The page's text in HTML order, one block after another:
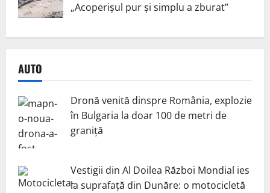
„Acoperișul pur și simplu a zburat”
AUTO
Dronă venită dinspre România, explozie
în Bulgaria la doar 100 de metri de
graniță
Vestigii din Al Doilea Război Mondial ies
la suprafață din Dunăre: o motocicletă